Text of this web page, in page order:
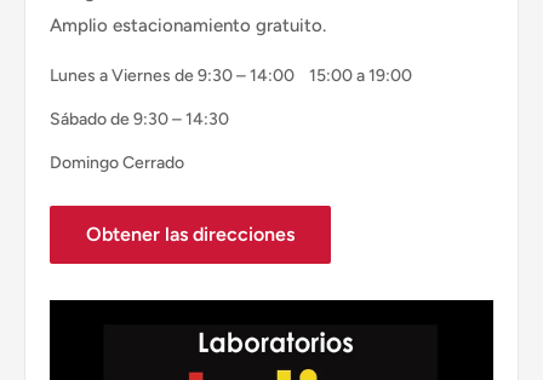
Amplio estacionamiento gratuito.
Lunes a Viernes de 9:30 – 14:00 15:00 a 19:00
Sábado de 9:30 – 14:30
Domingo Cerrado
Obtener las direcciones